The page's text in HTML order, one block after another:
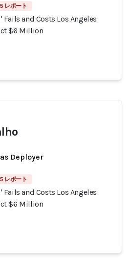
5 レポート
Fails and Costs Los Angeles
$6 Million
Deployer
5 レポート
Fails and Costs Los Angeles
$6 Million